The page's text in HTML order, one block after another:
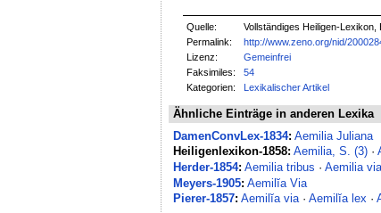
Quelle:
Vollständiges Heiligen-Lexikon,
Permalink:
http://www.zeno.org/nid/
Lizenz:
Gemeinfrei
Faksimiles:
54
Kategorien:
Lexikalischer Artikel
Ähnliche Einträge in anderen Lexika
DamenConvLex-1834: Aemilia Juliana
Heiligenlexikon-1858: Aemilia, S. (3) ·
Herder-1854: Aemilia tribus ·Aemilia via
Meyers-1905: Aemilĭa Via
Pierer-1857: Aemilĭa via·Aemilĭa lex ·